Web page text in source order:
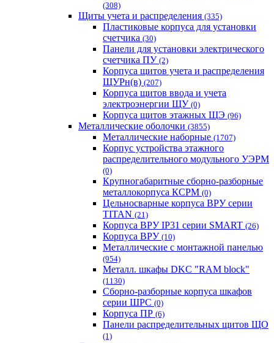
(308)
Щиты учета и распределения (335)
Пластиковые корпуса для установки
счетчика (30)
Панели для установки электрического
счетчика ПУ (2)
Корпуса щитов учета и распределения
ЩУРн(в) (207)
Корпуса щитов ввода и учета
электроэнергии ЩУ (0)
Корпуса щитов этажных ЩЭ (96)
Металлические оболочки (3855)
Металлические наборные (1707)
Корпус устройства этажного
распределительного модульного УЭРМ
(0)
Крупногабаритные сборно-разборные
металлокорпуса КСРМ (0)
Цельносварные корпуса ВРУ серии
TITAN (21)
Корпуса ВРУ IP31 серии SMART (26)
Корпуса ВРУ (10)
Металлические с монтажной панелью
(954)
Металл. шкафы DKC "RAM block"
(1130)
Сборно-разборные корпуса шкафов
серии ШРС (0)
Корпуса ПР (6)
Панели распределительных щитов ЩО
(1)